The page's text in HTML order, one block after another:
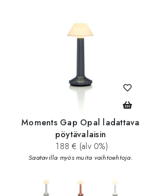
Moments Gap Opal ladattava
pöytävalaisin
188 € (alv 0%)
Saatavilla myös muita vaihtoehtoja.